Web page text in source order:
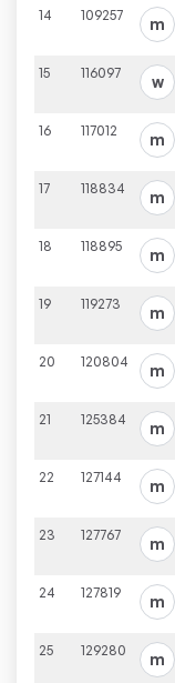
14 109257 m
15 116097 w
16 117012 m
17 118834 m
18 118895 m
19 119273 m
20 120804 m
21 125384 m
22 127144 m
23 127767 m
24 127819 m
25 129280 m